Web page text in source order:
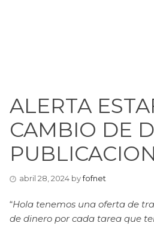
ALERTA
CAMBIO DE
abril 28, 2024 byfofnet
“Hola tenemos una oferta de
de dinero por cada tarea que